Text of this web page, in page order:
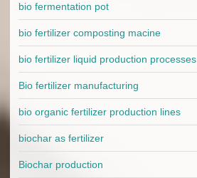
bio fermentation pot
bio fertilizer composting macine
bio fertilizer liquid production processes
Bio fertilizer manufacturing
bio organic fertilizer production lines
biochar as fertilizer
Biochar production